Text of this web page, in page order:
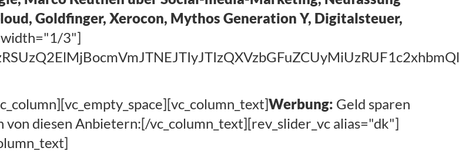
Goldfinger, Xerocon, Mythos Generation Y, Digitalsteuer,
width="1/3"]
Werbung: Geld sparen
diesen Anbietern:[/vc_column_text][rev_slider_vc alias="dk"]